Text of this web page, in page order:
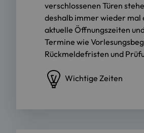
verschlossenen Türen
deshalb immer wieder mal
aktuelle Öffnungszeiten
Termine wie
Rückmeldefristen und
Wichtige Zeiten